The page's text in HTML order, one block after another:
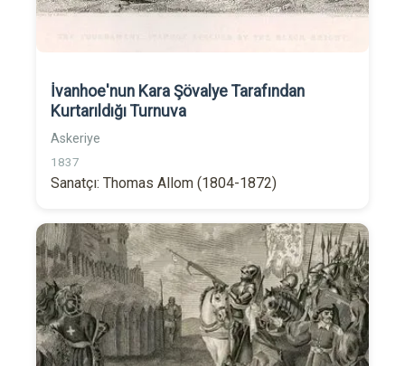
İvanhoe'nun Kara Şövalye Tarafından
Kurtarıldığı Turnuva
Askeriye
1837
Sanatçı: Thomas Allom (1804-1872)